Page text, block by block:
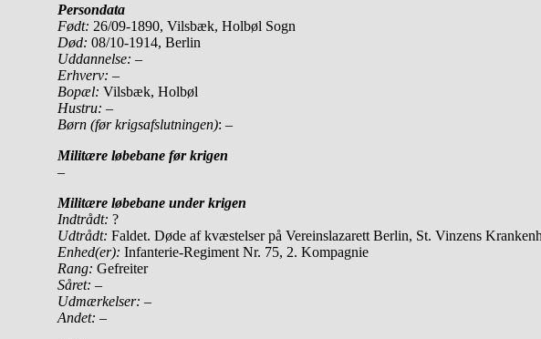
Persondata
Født: 26/09-1890, Vilsbæk, Holbøl Sogn
Død: 08/10-1914, Berlin
Uddannelse: –
Erhverv: –
Bopæl: Vilsbæk, Holbøl
Hustru: –
Børn (før krigsafslutningen): –
Militære løbebane før krigen
–
Militære løbebane under krigen
Indtrådt: ?
Udtrådt: Faldet. Døde af kvæstelser på Vereinslazarett Berlin, St. Vinzens
Enhed(er): Infanterie-Regiment Nr. 75, 2. Kompagnie
Rang: Gefreiter
Såret: –
Udmærkelser: –
Andet: –